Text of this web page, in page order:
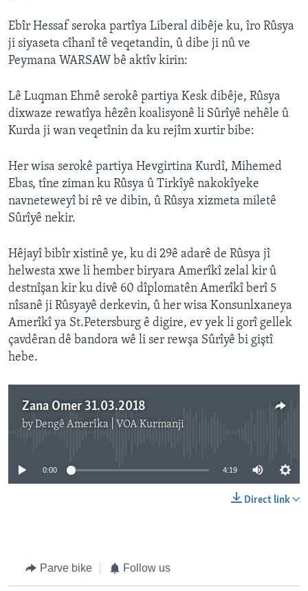
Ebîr Hessaf seroka partîya Liberal dibêje ku, îro Rûsya
ji siyaseta cîhanî tê veqetandin, û dibe ji nû ve
Peymana WARSAW bê aktîv kirin:
Lê Luqman Ehmê serokê partiya Kesk dibêje, Rûsya
dixwaze rewatîya hêzên koalisyonê li Sûrîyê nehêle û
Kurda ji wan veqetînin da ku rejîm xurtir bibe:
Her wisa serokê partiya Hevgirtina Kurdî, Mihemed
Ebas, tîne ziman ku Rûsya û Tirkîyê nakokîyeke
navneteweyî bi rê ve dibin, û Rûsya xizmeta miletê
Sûrîyê nekir.
Hêjayî bibîr xistinê ye, ku di 29ê adarê de Rûsya jî
helwesta xwe li hember biryara Amerîkî zelal kir û
destnîşan kir ku divê 60 dîplomatên Amerîkî berî 5
nîsanê ji Rûsyayê derkevin, û her wisa Konsunlxaneya
Amerîkî ya St.Petersburg ê digire, ev yek li gorî gellek
çavdêran dê bandora wê li ser rewşa Sûrîyê bi giştî
hebe.
Zana Omer 31.03.2018
byDengê Amerîka | VOA Kurmanji
No media source currently available
0:00 4:19
Direct link
Parve bike Follow us